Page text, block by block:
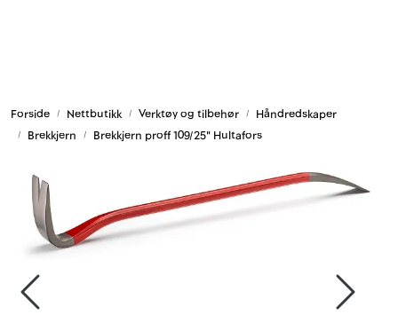
Forside Nettbutikk Verktøy og tilbehør
Håndredskaper
Brekkjern
Brekkjern proff 109/25" Hultafors
Belysning og sesong
Byggkjemi
Festemateriell